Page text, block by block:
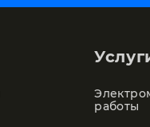
работы